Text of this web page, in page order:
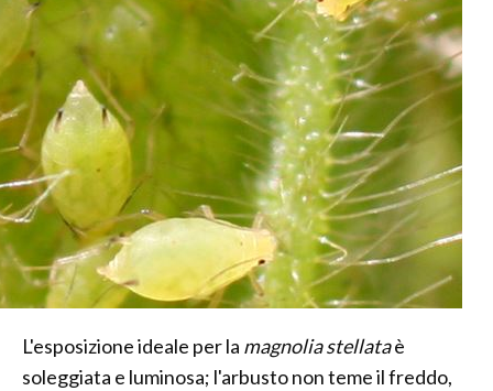
L'esposizione ideale per la magnolia stellataè
soleggiata e luminosa; l'arbusto non teme il freddo,